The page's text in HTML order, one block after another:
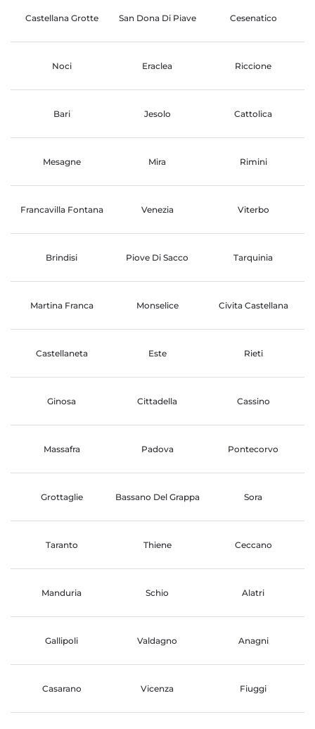
Castellana Grotte San Dona Di Piave Cesenatico
Noci Eraclea Riccione
Bari Jesolo Cattolica
Mesagne Mira Rimini
Francavilla Fontana Venezia Viterbo
Brindisi Piove Di Sacco Tarquinia
Martina Franca Monselice Civita Castellana
Castellaneta Este Rieti
Ginosa Cittadella Cassino
Massafra Padova Pontecorvo
Grottaglie Bassano Del Grappa Sora
Taranto Thiene Ceccano
Manduria Schio Alatri
Gallipoli Valdagno Anagni
Casarano Vicenza Fiuggi